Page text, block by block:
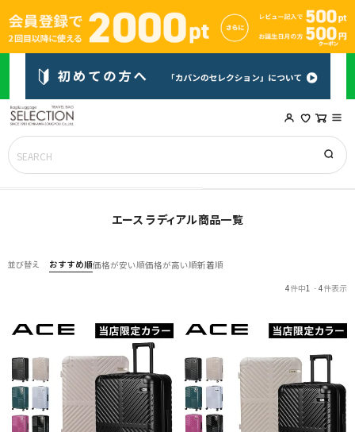
エース ラディアル商品一覧
並び替え おすすめ順価格が安い順価格が高い順新着順
4件中1 - 4件表示